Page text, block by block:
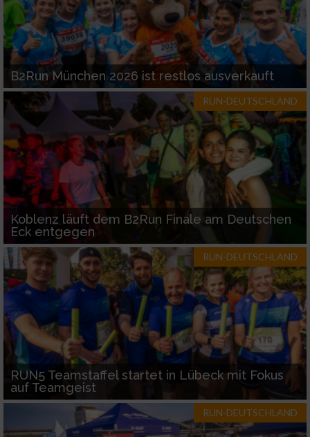
B2Run München 2026 ist restlos ausverkauft
RUN-DEUTSCHLAND
Koblenz läuft dem B2Run Finale am Deutschen
Eck entgegen
RUN-DEUTSCHLAND
RUN5 Teamstaffel startet in Lübeck mit Fokus
auf Teamgeist
RUN-DEUTSCHLAND